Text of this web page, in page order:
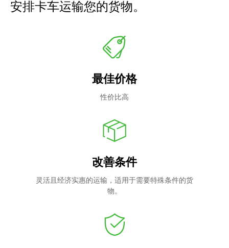
安排卡车运输您的货物。
最佳价格
性价比高
改善条件
灵活且经济实惠的运输，适用于需要特殊条件的货
物。